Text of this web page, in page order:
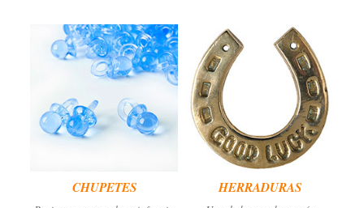
CHUPETES HERRADURAS